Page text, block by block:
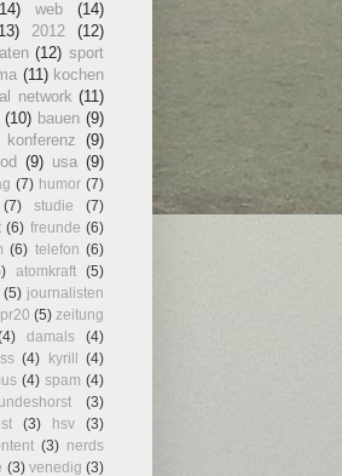
web
(14)
2012
(12)
(12) sport
(11) kochen
network (11)
(10) bauen (9)
konferenz
(9)
(9) usa (9)
(7) humor (7)
(7) studie
(7)
(6) freunde (6)
(6) telefon (6)
atomkraft
(5)
(5) journalisten
pr20 (5) zeitung
damals
(4)
(4) kyrill (4)
(4) spam (4)
(3)
(3) hsv
(3)
(3) nerds
(3) venedig (3)